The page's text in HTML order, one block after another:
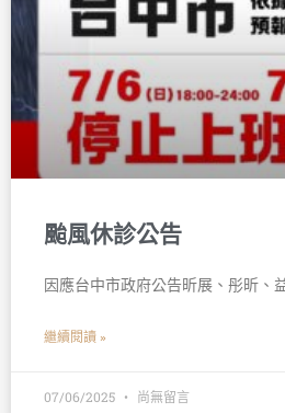
颱風休診公告
因應台中市政府公告昕展、彤昕、
繼續閱讀 »
07/06/2025 尚無留言